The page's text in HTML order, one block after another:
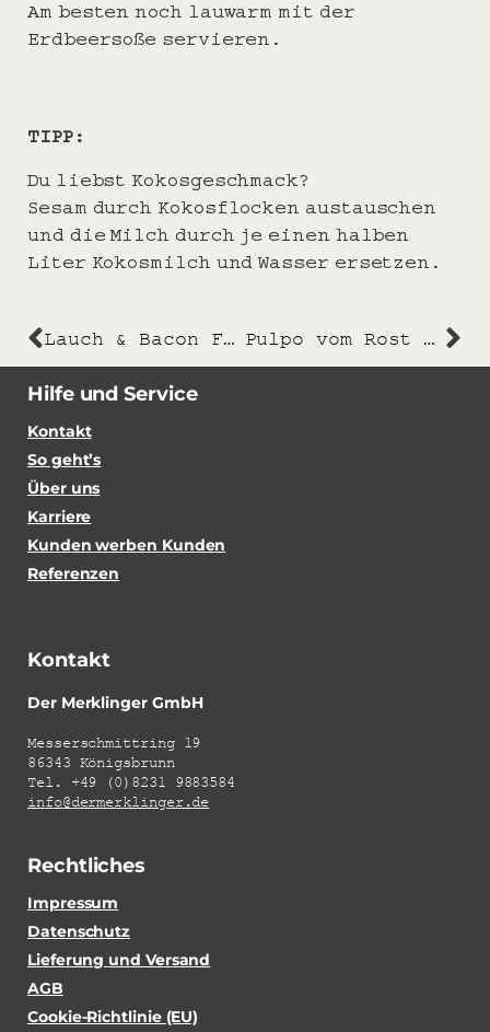
Am besten noch lauwarm mit der
Erdbeersoße servieren.
TIPP:
Du liebst Kokosgeschmack?
Sesam durch Kokosflocken austauschen
und die Milch durch je einen halben
Liter Kokosmilch und Wasser ersetzen.
Lauch & Bacon Fire Rolls Pulpo vom Rost mit Tomaten-Brotsalat
Hilfe und Service
Kontakt
So geht’s
Über uns
Karriere
Kunden werben Kunden
Referenzen
Kontakt
Der Merklinger GmbH
Messerschmittring 19
86343 Königsbrunn
Tel. +49 (0)8231 9883584
info@dermerklinger.de
Rechtliches
Impressum
Datenschutz
Lieferung und Versand
AGB
Cookie-Richtlinie (EU)